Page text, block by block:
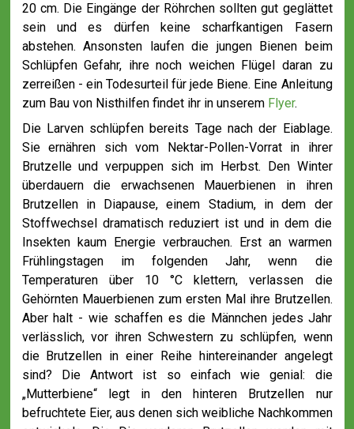
20 cm. Die Eingänge der Röhrchen sollten gut geglättet
sein und es dürfen keine scharfkantigen Fasern
abstehen. Ansonsten laufen die jungen Bienen beim
Schlüpfen Gefahr, ihre noch weichen Flügel daran zu
zerreißen - ein Todesurteil für jede Biene. Eine Anleitung
zum Bau von Nisthilfen findet ihr in unserem Flyer.
Die Larven schlüpfen bereits Tage nach der Eiablage.
Sie ernähren sich vom Nektar-Pollen-Vorrat in ihrer
Brutzelle und verpuppen sich im Herbst. Den Winter
überdauern die erwachsenen Mauerbienen in ihren
Brutzellen in Diapause, einem Stadium, in dem der
Stoffwechsel dramatisch reduziert ist und in dem die
Insekten kaum Energie verbrauchen. Erst an warmen
Frühlingstagen im folgenden Jahr, wenn die
Temperaturen über 10 °C klettern, verlassen die
Gehörnten Mauerbienen zum ersten Mal ihre Brutzellen.
Aber halt - wie schaffen es die Männchen jedes Jahr
verlässlich, vor ihren Schwestern zu schlüpfen, wenn
die Brutzellen in einer Reihe hintereinander angelegt
sind? Die Antwort ist so einfach wie genial: die
„Mutterbiene“ legt in den hinteren Brutzellen nur
befruchtete Eier, aus denen sich weibliche Nachkommen